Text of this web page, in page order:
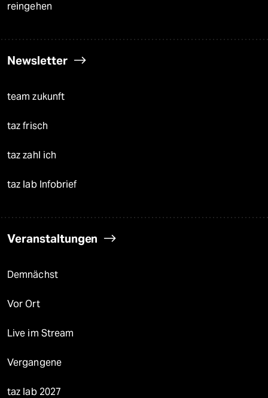
reingehen
Newsletter
team zukunft
taz frisch
taz zahl ich
taz lab Infobrief
Veranstaltungen
Demnächst
Vor Ort
Live im Stream
Vergangene
taz lab 2027